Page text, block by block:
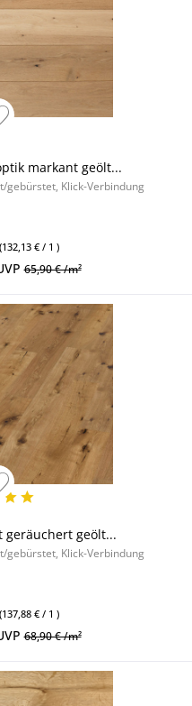
markant geölt...
gebürstet, Klick-Verbindung
(132,13 € / 1 )
65,90 € /m²
geräuchert geölt...
gebürstet, Klick-Verbindung
(137,88 € / 1 )
68,90 € /m²